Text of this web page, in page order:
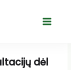
Main
dėl